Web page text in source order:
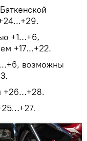
+1…+6,
+17...+22.
возможны
+26…+28.